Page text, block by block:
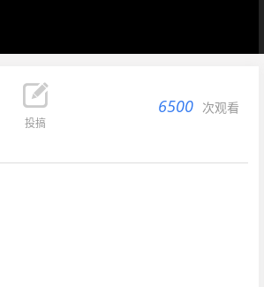

投搞
6500 次观看